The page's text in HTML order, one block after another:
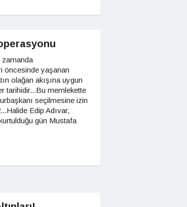
zamanda
öncesinde yaşanan
olağan akışına uygun
tarihidir...Bu memlekette
seçilmesine izin
Edip Adıvar,
gün Mustafa